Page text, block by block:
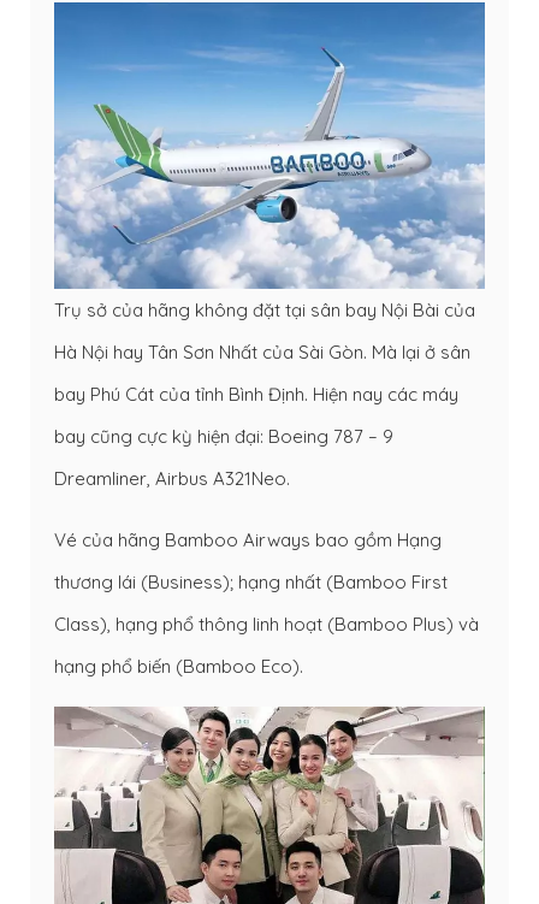
Trụ sở của hãng không đặt tại sân bay Nội Bài của
Hà Nội hay Tân Sơn Nhất của Sài Gòn. Mà lại ở sân
bay Phú Cát của tỉnh Bình Định. Hiện nay các máy
bay cũng cực kỳ hiện đại: Boeing 787 – 9
Dreamliner, Airbus A321Neo.
Vé của hãng Bamboo Airways bao gồm Hạng
thương lái (Business); hạng nhất (Bamboo First
Class), hạng phổ thông linh hoạt (Bamboo Plus) và
hạng phổ biến (Bamboo Eco).